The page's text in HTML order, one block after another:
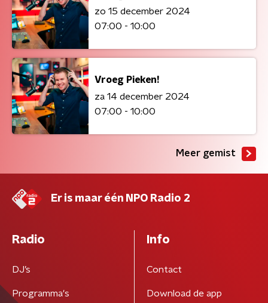
zo 15 december 2024
07:00 - 10:00
Vroeg Pieken!
za 14 december 2024
07:00 - 10:00
Meer gemist
Er is maar één NPO Radio 2
Radio
DJ’s
Programma's
Info
Contact
Download de app